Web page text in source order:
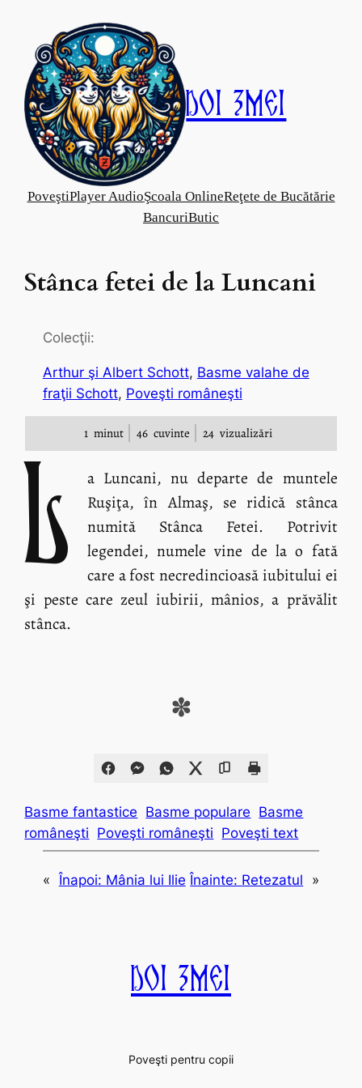
content
Doi Zmei
PoveştiPlayer AudioŞcoala OnlineReţete de Bucătărie
BancuriButic
Stânca fetei de la Luncani
Colecţii:
Arthur şi Albert Schott, Basme valahe de
fraţii Schott, Poveşti româneşti
1 minut 46 cuvinte 24 vizualizări
L
a Luncani, nu departe de muntele
Ruşiţa, în Almaş, se ridică stânca
numită Stânca Fetei. Potrivit
legendei, numele vine de la o fată
care a fost necredincioasă iubitului ei
şi peste care zeul iubirii, mânios, a prăvălit
stânca.
✽
Basme fantastice Basme populare Basme
româneşti Poveşti româneşti Poveşti text
« Înapoi: Mânia lui Ilie Înainte: Retezatul »
Doi Zmei
Poveşti pentru copii